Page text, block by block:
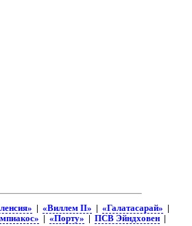
| «Виллем II» | «Галатасарай» |
| «Порту» | ПСВ Эйндховен|